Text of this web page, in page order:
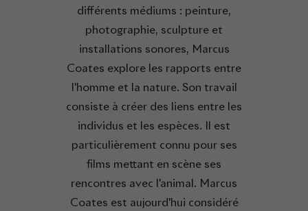
différents médiums : peinture,
photographie, sculpture et
installations sonores, Marcus
Coates explore les rapports entre
l'homme et la nature. Son travail
consiste à créer des liens entre les
individus et les espèces. Il est
particulièrement connu pour ses
films mettant en scène ses
rencontres avec l'animal. Marcus
Coates est aujourd'hui considéré